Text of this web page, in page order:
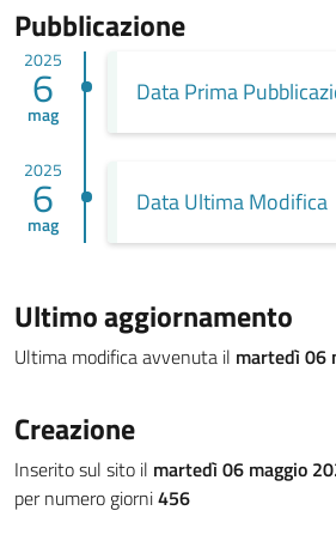
Pubblicazione
2025
6
mag
Data Prima
2025
6
mag
Data Ultima Modifica
Ultimo aggiornamento
Ultima modifica avvenuta il martedì 06
Creazione
Inserito sul sito il martedì 06 maggio
per numero giorni456